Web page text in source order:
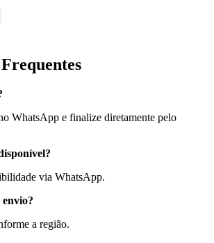
WhatsApp e finalize diretamente pelo
via WhatsApp.
a região.